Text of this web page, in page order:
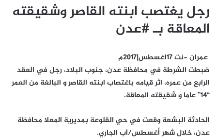
رجل يغتصب ابنته القاصر وشقيقته
المعاقة بـ #عدن
عمران -نت 17اغسطس|2017م
ضبطت الشرطة في محافظة عدن، جنوب البلاد، رجل في العقد
الرابع من عمره، اثر قيامه باغتصاب ابنته القاصر و البالغة من العمر
“14” عاما و شقيقته المعاقة.
الحادثة البشعة وقعت في حي القلوعة بمديرية المعلا محافظة
عدن، خلال شهر أغسطس/آب الجاري.